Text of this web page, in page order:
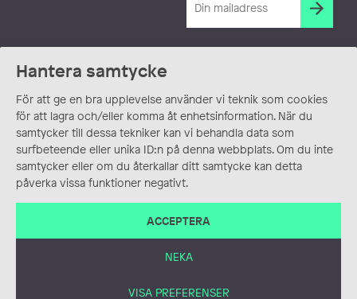
Hantera samtycke
För att ge en bra upplevelse använder vi teknik som cookies
för att lagra och/eller komma åt enhetsinformation. När du
samtycker till dessa tekniker kan vi behandla data som
surfbeteende eller unika ID:n på denna webbplats. Om du inte
samtycker eller om du återkallar ditt samtycke kan detta
påverka vissa funktioner negativt.
ACCEPTERA
NEKA
VISA PREFERENSER